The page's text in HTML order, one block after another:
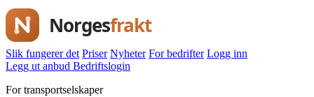
Slik fungerer det Priser Nyheter For bedrifter Logg inn
Legg ut anbud Bedriftslogin
For transportselskaper